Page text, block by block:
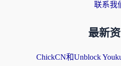
联系我
最新